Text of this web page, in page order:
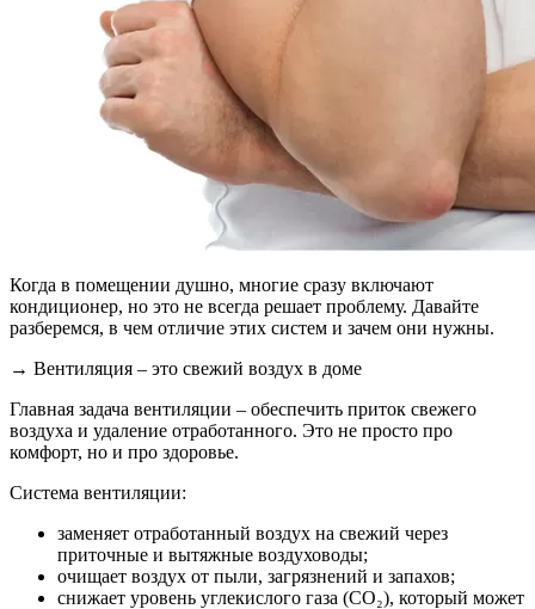
Когда в помещении душно, многие сразу включают
кондиционер, но это не всегда решает проблему. Давайте
разберемся, в чем отличие этих систем и зачем они нужны.
→ Вентиляция – это свежий воздух в доме
Главная задача вентиляции – обеспечить приток свежего
воздуха и удаление отработанного. Это не просто про
комфорт, но и про здоровье.
Система вентиляции:
заменяет отработанный воздух на свежий через
приточные и вытяжные воздуховоды;
очищает воздух от пыли, загрязнений и запахов;
снижает уровень углекислого газа (СО₂), который может